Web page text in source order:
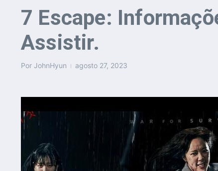
7 Escape:
Assistir.
Por JohnHyun agosto 27, 2023